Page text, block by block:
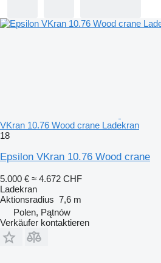
VKran 10.76 Wood crane Ladekran
18
Epsilon VKran 10.76 Wood crane
5.000 € ≈ 4.672 CHF
Ladekran
Aktionsradius 7,6 m
Polen, Pątnów
Verkäufer kontaktieren